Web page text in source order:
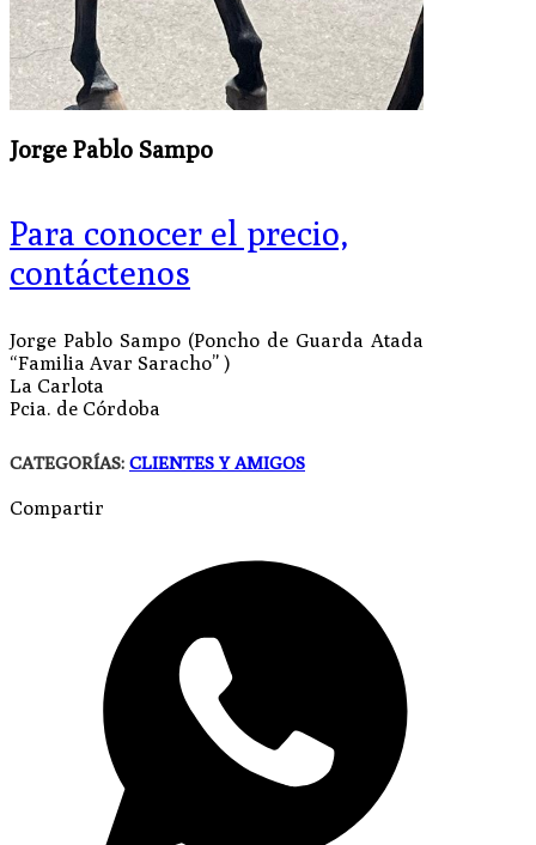
Jorge Pablo Sampo
Para conocer el precio,
contáctenos
Jorge Pablo Sampo (Poncho de Guarda Atada
“Familia Avar Saracho” )
La Carlota
Pcia. de Córdoba
CATEGORÍAS: CLIENTES Y AMIGOS
Compartir